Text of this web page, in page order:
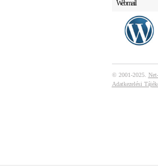
Webmail
© 2001-2025.
Adatkezelési